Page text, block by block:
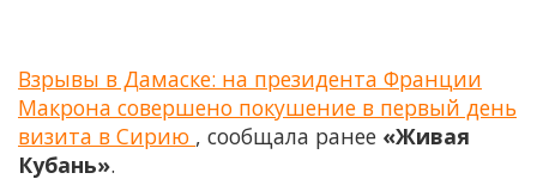
Взрывы в Дамаске: на президента Франции
Макрона совершено покушение в первый день
визита в Сирию , сообщала ранее «Живая
Кубань».